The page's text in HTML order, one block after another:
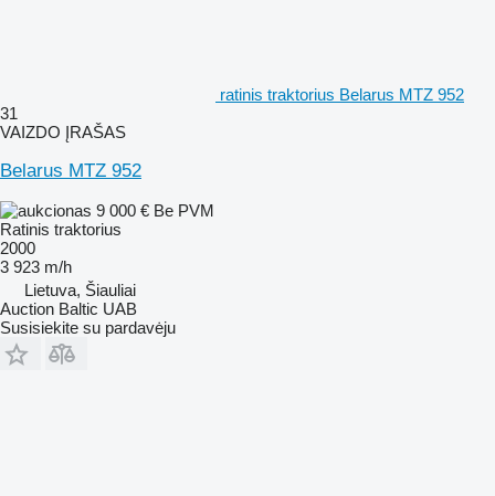
ratinis traktorius Belarus MTZ 952
31
VAIZDO ĮRAŠAS
Belarus MTZ 952
9 000 € Be PVM
Ratinis traktorius
2000
3 923 m/h
Lietuva, Šiauliai
Auction Baltic UAB
Susisiekite su pardavėju